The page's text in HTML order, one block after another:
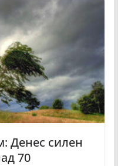
Денес силен
70